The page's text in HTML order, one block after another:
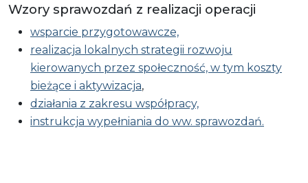
Wzory sprawozdań z realizacji operacji
wsparcie przygotowawcze,
realizacja lokalnych strategii rozwoju
kierowanych przez społeczność, w tym koszty
bieżące i aktywizacja,
działania z zakresu współpracy,
instrukcja wypełniania do ww. sprawozdań.